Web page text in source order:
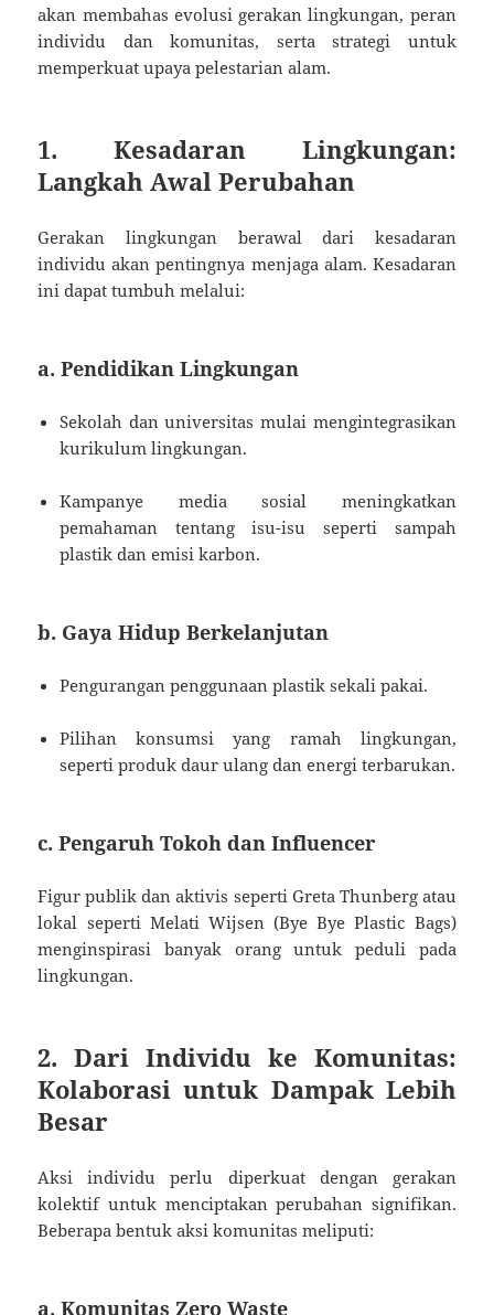
akan membahas evolusi gerakan lingkungan, peran
individu dan komunitas, serta strategi untuk
memperkuat upaya pelestarian alam.
1. Kesadaran Lingkungan:
Langkah Awal Perubahan
Gerakan lingkungan berawal dari kesadaran
individu akan pentingnya menjaga alam. Kesadaran
ini dapat tumbuh melalui:
a. Pendidikan Lingkungan
Sekolah dan universitas mulai mengintegrasikan
kurikulum lingkungan.
Kampanye media sosial meningkatkan
pemahaman tentang isu-isu seperti sampah
plastik dan emisi karbon.
b. Gaya Hidup Berkelanjutan
Pengurangan penggunaan plastik sekali pakai.
Pilihan konsumsi yang ramah lingkungan,
seperti produk daur ulang dan energi terbarukan.
c. Pengaruh Tokoh dan Influencer
Figur publik dan aktivis seperti Greta Thunberg atau
lokal seperti Melati Wijsen (Bye Bye Plastic Bags)
menginspirasi banyak orang untuk peduli pada
lingkungan.
2. Dari Individu ke Komunitas:
Kolaborasi untuk Dampak Lebih
Besar
Aksi individu perlu diperkuat dengan gerakan
kolektif untuk menciptakan perubahan signifikan.
Beberapa bentuk aksi komunitas meliputi:
a. Komunitas Zero Waste